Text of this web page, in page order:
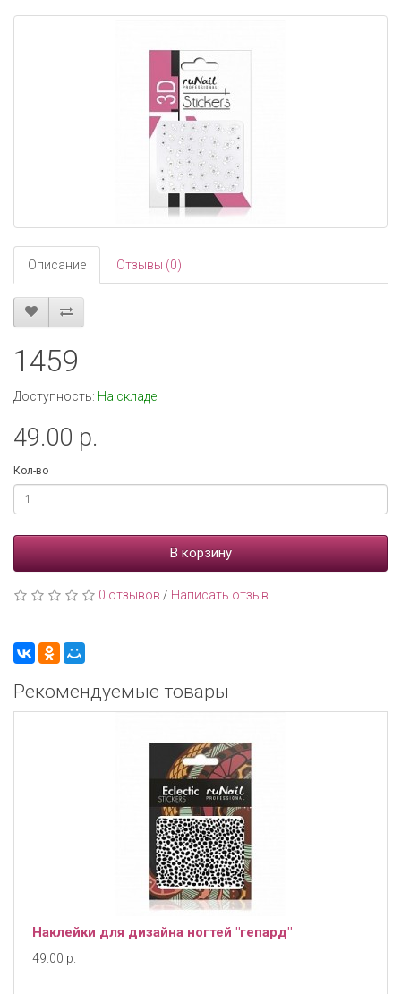
Описание Отзывы (0)
1459
Доступность: На складе
49.00 р.
Кол-во
В корзину
0 отзывов / Написать отзыв
Рекомендуемые товары
Наклейки для дизайна ногтей "гепард"
49.00 р.